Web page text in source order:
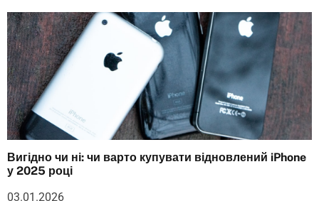
Вигідно чи ні: чи варто купувати відновлений iPhone
у 2025 році
03.01.2026